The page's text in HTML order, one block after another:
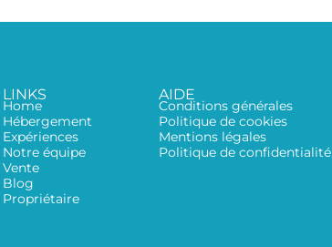
LINKS
Home
Hébergement
Expériences
Notre équipe
Vente
Blog
Propriétaire
AIDE
Conditions générales
Politique de cookies
Mentions légales
Politique de confidentialité